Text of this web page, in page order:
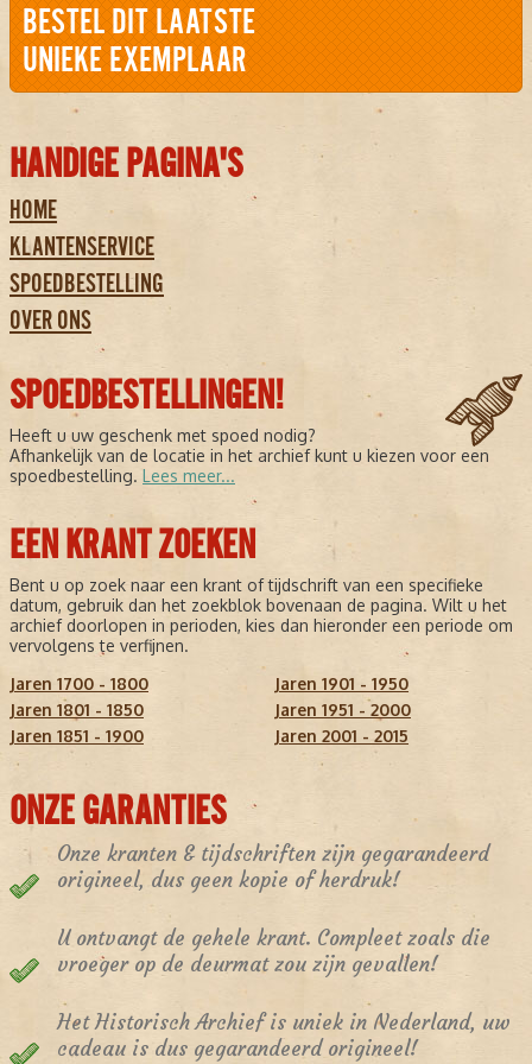
BESTEL DIT LAATSTE
UNIEKE EXEMPLAAR
HANDIGE PAGINA'S
HOME
KLANTENSERVICE
SPOEDBESTELLING
OVER ONS
SPOEDBESTELLINGEN!
Heeft u uw geschenk met spoed nodig?
Afhankelijk van de locatie in het archief kunt u kiezen voor een
spoedbestelling. Lees meer...
EEN KRANT ZOEKEN
Bent u op zoek naar een krant of tijdschrift van een specifieke
datum, gebruik dan het zoekblok bovenaan de pagina. Wilt u het
archief doorlopen in perioden, kies dan hieronder een periode om
vervolgens te verfijnen.
Jaren 1700 - 1800
Jaren 1801 - 1850
Jaren 1851 - 1900
Jaren 1901 - 1950
Jaren 1951 - 2000
Jaren 2001 - 2015
ONZE GARANTIES
Onze kranten & tijdschriften zijn gegarandeerd
origineel, dus geen kopie of herdruk!
U ontvangt de gehele krant. Compleet zoals die
vroeger op de deurmat zou zijn gevallen!
Het Historisch Archief is uniek in Nederland, uw
cadeau is dus gegarandeerd origineel!